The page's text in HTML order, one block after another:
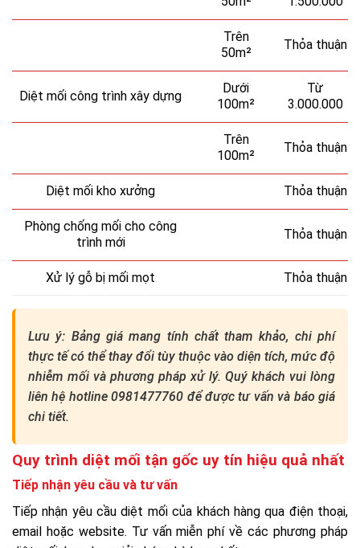
Trên
50m²
Thỏa thuận
Diệt mối công trình xây dựng
Dưới
100m²
Từ
3.000.000
Trên
100m²
Thỏa thuận
Diệt mối kho xưởng Thỏa thuận
Phòng chống mối cho công
trình mới
Thỏa thuận
Xử lý gỗ bị mối mọt Thỏa thuận
Lưu ý: Bảng giá mang tính chất tham khảo, chi phí
thực tế có thể thay đổi tùy thuộc vào diện tích, mức độ
nhiễm mối và phương pháp xử lý. Quý khách vui lòng
liên hệ hotline 0981477760 để được tư vấn và báo giá
chi tiết.
Quy trình diệt mối tận gốc uy tín hiệu quả nhất
Tiếp nhận yêu cầu và tư vấn
Tiếp nhận yêu cầu diệt mối của khách hàng qua điện thoại,
email hoặc website. Tư vấn miễn phí về các phương pháp